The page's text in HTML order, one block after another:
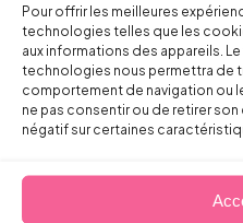
Pour offrir les meilleures
technologies telles que les
aux informations des appareils.
technologies nous permettra de
comportement de navigation ou
ne pas consentir ou de retirer
négatif sur certaines
prenant en
et environnementaux
va au-delà de
actionnaires de
sociaux pourra donc
appréciée au regard